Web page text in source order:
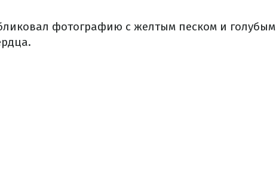
фотографию с желтым песком и голубым